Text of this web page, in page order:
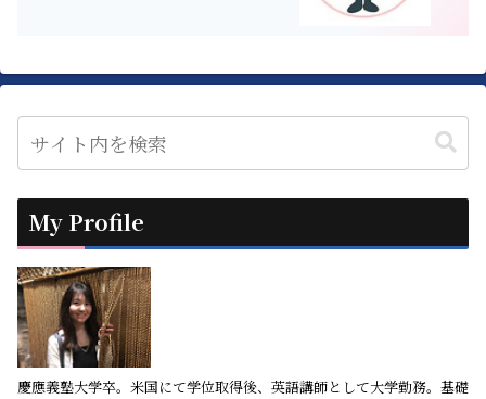
My Profile
慶應義塾大学卒。米国にて学位取得後、英語講師として大学勤務。基礎